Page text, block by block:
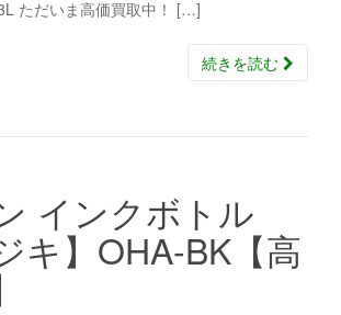
ただいま高価買取中！ […]
続きを読む
インクボトル
キ】OHA-BK【高